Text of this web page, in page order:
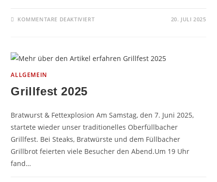
KOMMENTARE DEAKTIVIERTFÜR 20. JULI 2025
ALLGEMEIN
Grillfest 2025
Bratwurst & Fettexplosion Am Samstag, den 7. Juni 2025,
startete wieder unser traditionelles Oberfüllbacher
Grillfest. Bei Steaks, Bratwürste und dem Füllbacher
Grillbrot feierten viele Besucher den Abend.Um 19 Uhr
fand…